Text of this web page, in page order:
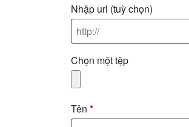
Nhập url (tuỳ chọn)
Chọn một tệp
Tên *